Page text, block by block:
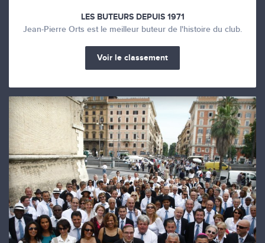
LES BUTEURS DEPUIS 1971
Jean-Pierre Orts est le meilleur buteur de l'histoire du club.
Voir le classement